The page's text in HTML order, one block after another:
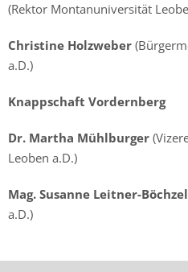
(Rektor Montanuniversität
Christine Holzweber
a.D.)
Knappschaft Vordernberg
Dr. Martha Mühlburger
Leoben a.D.)
Mag. Susanne Leitner-
a.D.)